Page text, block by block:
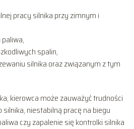
pracy silnika przy zimnym i
spalin,
silnika oraz związanym z tym
kierowca może zauważyć trudności
niestabilną pracę na biegu
czy zapalenie się kontrolki silnika